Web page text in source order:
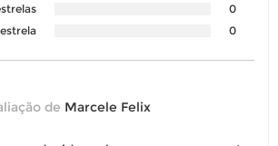
0
estrela
0
de Marcele Felix